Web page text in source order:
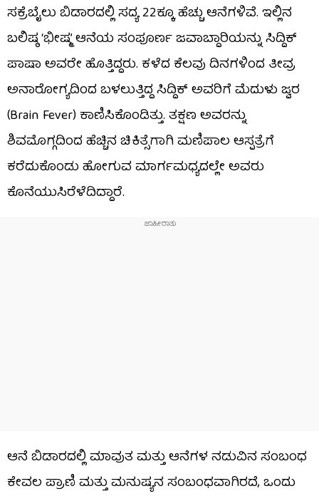
ಸಕ್ರೆಬೈಲು ಬಿಡಾರದಲ್ಲಿ ಸದ್ಯ 22ಕ್ಕೂ ಹೆಚ್ಚು ಆನೆಗಳಿವೆ. ಇಲ್ಲಿನ
ಬಲಿಷ್ಠ ‘ಭೀಷ್ಮ’ ಆನೆಯ ಸಂಪೂರ್ಣ ಜವಾಬ್ದಾರಿಯನ್ನು ಸಿದ್ದಿಕ್
ಪಾಷಾ ಅವರೇ ಹೊತ್ತಿದ್ದರು. ಕಳೆದ ಕೆಲವು ದಿನಗಳಿಂದ ತೀವ್ರ
ಅನಾರೋಗ್ಯದಿಂದ ಬಳಲುತ್ತಿದ್ದ ಸಿದ್ದಿಕ್ ಅವರಿಗೆ ಮೆದುಳು ಜ್ವರ
(Brain Fever) ಕಾಣಿಸಿಕೊಂಡಿತ್ತು. ತಕ್ಷಣ ಅವರನ್ನು
ಶಿವಮೊಗ್ಗದಿಂದ ಹೆಚ್ಚಿನ ಚಿಕಿತ್ಸೆಗಾಗಿ ಮಣಿಪಾಲ ಆಸ್ಪತ್ರೆಗೆ
ಕರೆದುಕೊಂಡು ಹೋಗುವ ಮಾರ್ಗಮಧ್ಯದಲ್ಲೇ ಅವರು
ಕೊನೆಯುಸಿರೆಳೆದಿದ್ದಾರೆ.
ಆನೆ ಬಿಡಾರದಲ್ಲಿ ಮಾವುತ ಮತ್ತು ಆನೆಗಳ ನಡುವಿನ ಸಂಬಂಧ
ಕೇವಲ ಪ್ರಾಣಿ ಮತ್ತು ಮನುಷ್ಯನ ಸಂಬಂಧವಾಗಿರದೆ, ಒಂದು